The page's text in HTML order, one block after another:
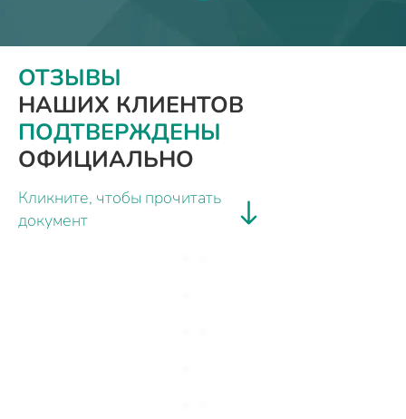
ОТЗЫВЫ
НАШИХ КЛИЕНТОВ
ПОДТВЕРЖДЕНЫ
ОФИЦИАЛЬНО
Кликните, чтобы прочитать
документ